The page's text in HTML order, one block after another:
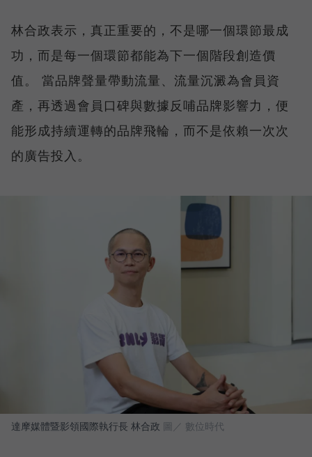
林合政表示，真正重要的，不是哪一個環節最成
功，而是每一個環節都能為下一個階段創造價
值。 當品牌聲量帶動流量、流量沉澱為會員資
產，再透過會員口碑與數據反哺品牌影響力，便
能形成持續運轉的品牌飛輪，而不是依賴一次次
的廣告投入。
達摩媒體暨影領國際執行長 林合政 圖／ 數位時代